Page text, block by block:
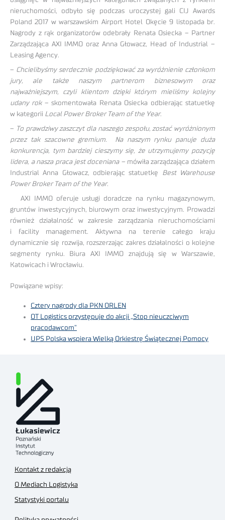
nieruchomości, odbyło się podczas uroczystej gali CIJ Awards
Poland 2017 w warszawskim Airport Hotel Okęcie 9 listopada br.
Nagrody z rąk organizatorów odebrały Renata Osiecka – Partner
Zarządzająca AXI IMMO oraz Anna Głowacz, Head of Industrial –
Leasing Agency.
– Chcielibyśmy serdecznie podziękować za wyróżnienie członkom
jury, ale także naszym partnerom biznesowym oraz
najważniejszym, czyli klientom dzięki którym mieliśmy kolejny
udany rok– skomentowała Renata Osiecka odbierając statuetkę
w kategorii Local Power Broker Team of the Year.
– To prawdziwy zaszczyt dla naszego zespołu, zostać wyróżnionym
przez tak szacowne gremium. Na naszym rynku panuje duża
konkurencja, tym bardziej cieszymy się, że utrzymujemy pozycję
lidera, a nasza praca jest doceniana – mówiła zarządzająca działem
Industrial Anna Głowacz, odbierając statuetkę Best Warehouse
Power Broker Team of the Year.
AXI IMMO oferuje usługi doradcze na rynku magazynowym,
gruntów inwestycyjnych, biurowym oraz inwestycyjnym. Prowadzi
również działalność w zakresie zarządzania nieruchomościami
i facility management. Aktywna na terenie całego kraju
dynamicznie się rozwija, rozszerzając zakres działalności o kolejne
segmenty rynku. Biura AXI IMMO znajdują się w Warszawie,
Katowicach i Wrocławiu.
Powiązane wpisy:
Cztery nagrody dla PKN ORLEN
OT Logistics przystępuje do akcji „Stop nieuczciwym
pracodawcom”
UPS Polska wspiera Wielką Orkiestrę Świątecznej Pomocy
Kontakt z redakcją
O Mediach Logistyka
Statystyki portalu